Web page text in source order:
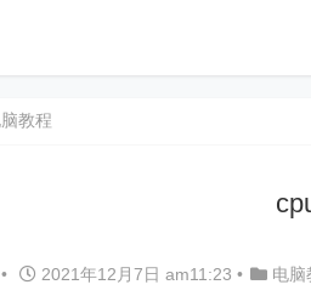
教程
• 2021年12月7日 am11:23 • 电脑